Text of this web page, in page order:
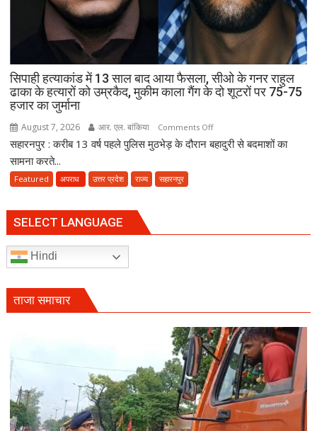
जुमे
की
नमाज,
पैदल
जाएं’
सिपाही हत्याकांड में 13 साल बाद आया फैसला, सीओ के गनर राहुल
ढाका के हत्यारों को उम्रकैद, मुकीम काला गैंग के दो शूटरों पर 75-75
हजार का जुर्माना
August 7, 2026 आर. एल. बांकिया Comments Offon
सिपाही
आया
राहुल
ढाका
के
हत्यारों
को
उम्रकैद,
मुकीम
काला
सहारनपुर : करीब 13 वर्ष पहले पुलिस मुठभेड़ के दौरान बहादुरी से बदमाशों का
सामना करते...
Featured अपराध उत्तर प्रदेश राज्य सहारनपुर
SELECT LANGUAGE
Hindi
ताजा समाचार